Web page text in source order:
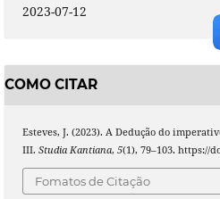
2023-07-12
COMO CITAR
Esteves, J. (2023). A Dedução do
III. Studia Kantiana, 5(1), 79–103. https://
Fomatos de Citação